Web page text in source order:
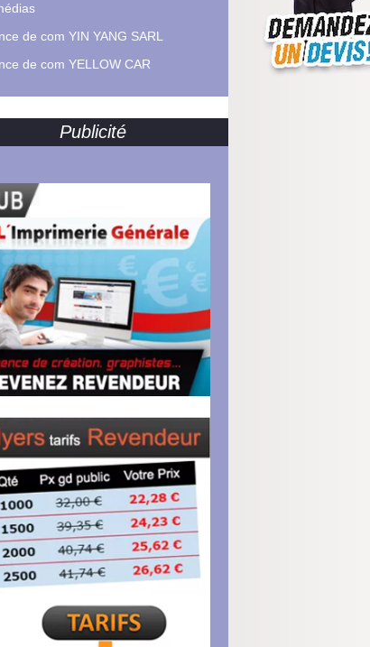
de com YIN YANG SARL
de com YELLOW CAR
Publicité